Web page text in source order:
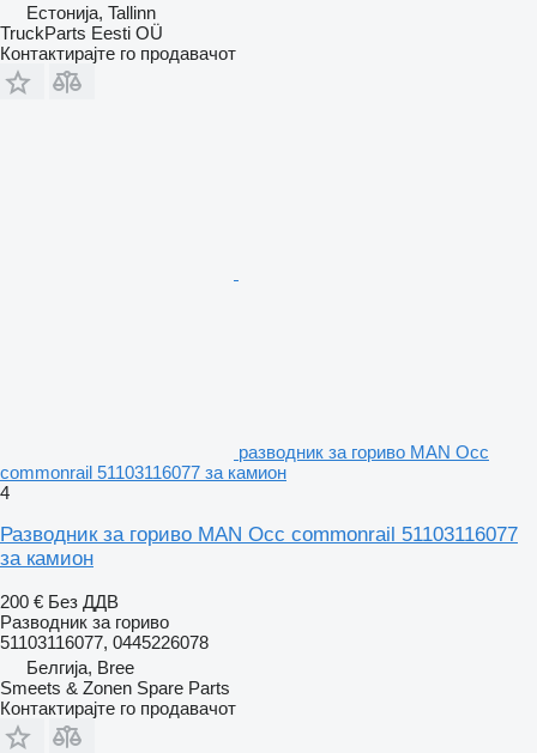
Естонија, Tallinn
TruckParts Eesti OÜ
Контактирајте го продавачот
разводник за гориво MAN Occ
commonrail 51103116077 за камион
4
Разводник за гориво MAN Occ commonrail 51103116077
за камион
200 € Без ДДВ
Разводник за гориво
51103116077, 0445226078
Белгија, Bree
Smeets & Zonen Spare Parts
Контактирајте го продавачот